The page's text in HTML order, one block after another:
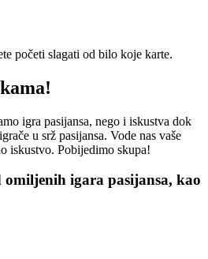
početi slagati od bilo koje karte.
igra pasijansa, nego i iskustva dok
u srž pasijansa. Vode nas vaše
iskustvo. Pobijedimo skupa!
omiljenih igara pasijansa, kao